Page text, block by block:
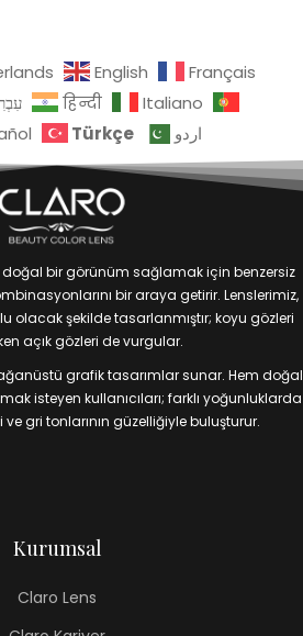
English
Français
हिन्दी
Italiano
Türkçe اردو
doğal bir görünüm sağlamak için benzersiz
bir araya getirir. Lenslerimiz,
olacak şekilde tasarlanmıştır; koyu gözleri
açık gözleri de vurgular.
grafik tasarımlar sunar. Hem doğal
isteyen kullanıcıları; farklı yoğunluklarda
gri tonlarının güzelliğiyle buluşturur.
Kurumsal
Claro Lens